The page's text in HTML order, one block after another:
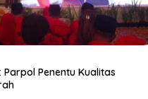
Parpol Penentu Kualitas